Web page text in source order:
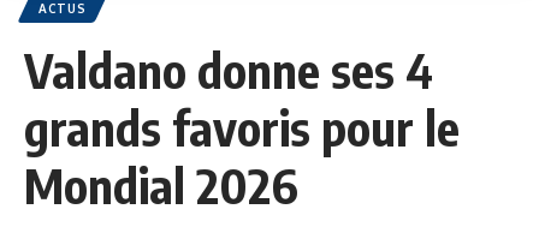
ACTUS
Valdano donne ses 4
grands favoris pour le
Mondial 2026